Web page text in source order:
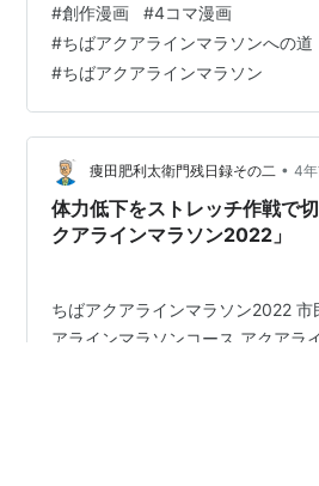
2024（2024/11/10開催）に参加予
のレースレポを参考にしてみてく
も今年のアクアラインマラソン参加
で〜！！！（今年は頚椎椎間板ヘ
ーなし。。。（泣）） まずはアク
番に向けて、夏の練習風景の…
#創作漫画 #4コマ漫画
#ちばアクアラインマラソンへの道
#ちばアクアラインマラソン
痩田肥利太衛門残日録その二 • 4
体力低下をストレッチ作戦で
クアラインマラソン2022」